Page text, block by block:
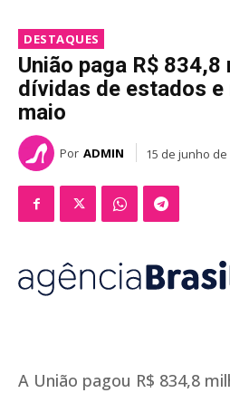
DESTAQUES
União paga R$ 834,8
dívidas de estados e
maio
Por ADMIN 15 de junho de
A União pagou R$ 834,8